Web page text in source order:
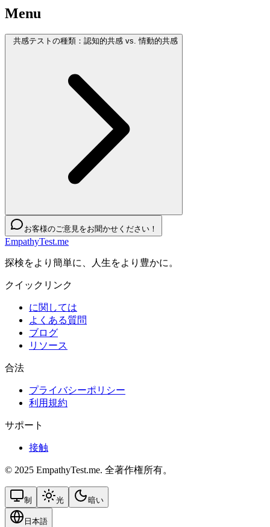
Menu
共感テストの種類：認知的共感 vs. 情動的共感
お客様のご意見をお聞かせください！
EmpathyTest.me
探検をより簡単に、人生をより豊かに。
クイックリンク
に関しては
よくある質問
ブログ
リソース
合法
プライバシーポリシー
利用規約
サポート
接触
© 2025 EmpathyTest.me. 全著作権所有。
制 光 暗い
日本語